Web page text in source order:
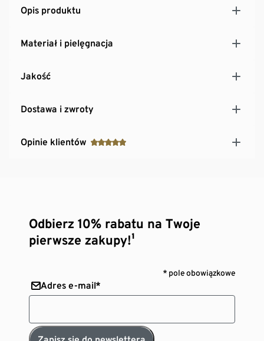
Opis produktu
Materiał i pielęgnacja
Jakość
Dostawa i zwroty
Opinie klientów
Odbierz 10% rabatu na Twoje
pierwsze zakupy!¹
* pole obowiązkowe
Adres e-mail*